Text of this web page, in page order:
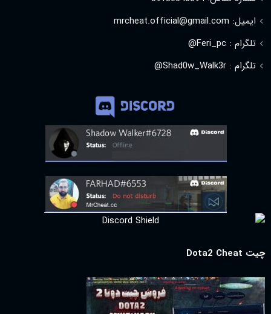
ایمیل: mrcheat.official@gmail.com
تلگرام : Feri_pc@
تلگرام : Shad0w_Walk3r@
چیت Dota2 Cheat